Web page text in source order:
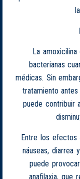
La
bacterianas
médicas. Sin
tratamiento
puede contribuir
Entre los efectos
náuseas, diarrea
puede
anafilaxia, que